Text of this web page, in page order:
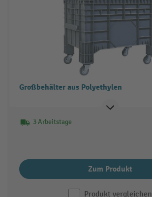
Großbehälter aus Polyethylen
3 Arbeitstage
Zum Produkt
Produkt vergleichen